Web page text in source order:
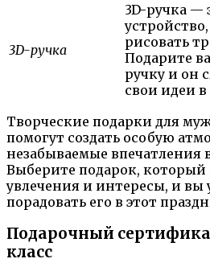
3D-ручка
3D-ручка —
рисовать
Подарите
ручку и он
свои идеи в
Творческие подарки для
помогут создать особую
незабываемые впечатления
Выберите подарок, который
увлечения и интересы, и вы
порадовать его в этот
Подарочный
класс